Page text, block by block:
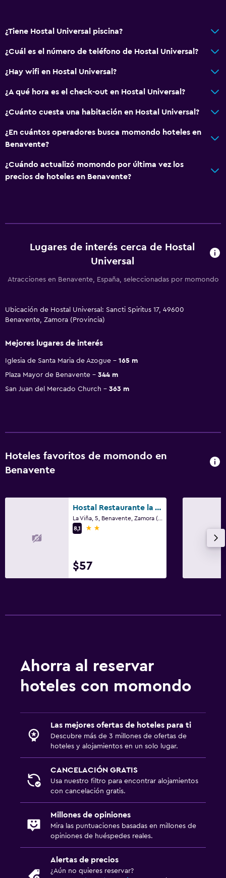
¿Tiene Hostal Universal piscina?
¿Cuál es el número de teléfono de Hostal Universal?
¿Hay wifi en Hostal Universal?
¿A qué hora es el check-out en Hostal Universal?
¿Cuánto cuesta una habitación en Hostal Universal?
¿En cuántos operadores busca momondo hoteles en
Benavente?
¿Cuándo actualizó momondo por última vez los
precios de hoteles en Benavente?
Lugares de interés cerca de Hostal
Universal
Atracciones en Benavente, España, seleccionadas por momondo
Ubicación de Hostal Universal: Sancti Spiritus 17, 49600
Benavente, Zamora (Provincia)
Mejores lugares de interés
Iglesia de Santa Maria de Azogue
165 m
Plaza Mayor de Benavente
344 m
San Juan del Mercado Church
363 m
Hoteles favoritos de momondo en
Benavente
Hostal Restaurante la Trucha
8,1
2 estrellas
$57
Ahorra al reservar
hoteles con momondo
Las mejores ofertas de hoteles para ti
Descubre más de 3 millones de ofertas de
hoteles y alojamientos en un solo lugar.
CANCELACIÓN GRATIS
Usa nuestro filtro para encontrar alojamientos
con cancelación gratis.
Millones de opiniones
Mira las puntuaciones basadas en millones de
opiniones de huéspedes reales.
Alertas de precios
¿Aún no quieres reservar?